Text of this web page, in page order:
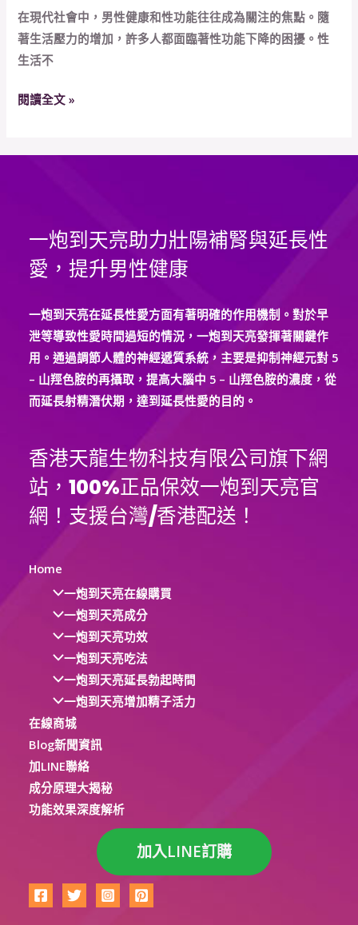
性
功
能
長
果
在現代社會中，男性健康和性功能往往成為關注的焦點。隨
著生活壓力的增加，許多人都面臨著性功能下降的困擾。性
生活不
正
的
男
氣
一
試！
閱讀全文 »
一炮到天亮助力壯陽補腎與延長性
愛，提升男性健康
一炮到天亮在延長性愛方面有著明確的作用機制。對於早
泄等導致性愛時間過短的情況，一炮到天亮發揮著關鍵作
用。通過調節人體的神經遞質系統，主要是抑制神經元對 5
– 山羥色胺的再攝取，提高大腦中 5 – 山羥色胺的濃度，從
而延長射精潛伏期，達到延長性愛的目的。
香港天龍生物科技有限公司旗下網
站，100%正品保效一炮到天亮官
網！支援台灣/香港配送！
Home
一炮到天亮在線購買
一炮到天亮成分
一炮到天亮功效
一炮到天亮吃法
一炮到天亮延長勃起時間
一炮到天亮增加精子活力
在線商城
Blog新聞資訊
加LINE聯絡
成分原理大揭秘
功能效果深度解析
加入LINE訂購